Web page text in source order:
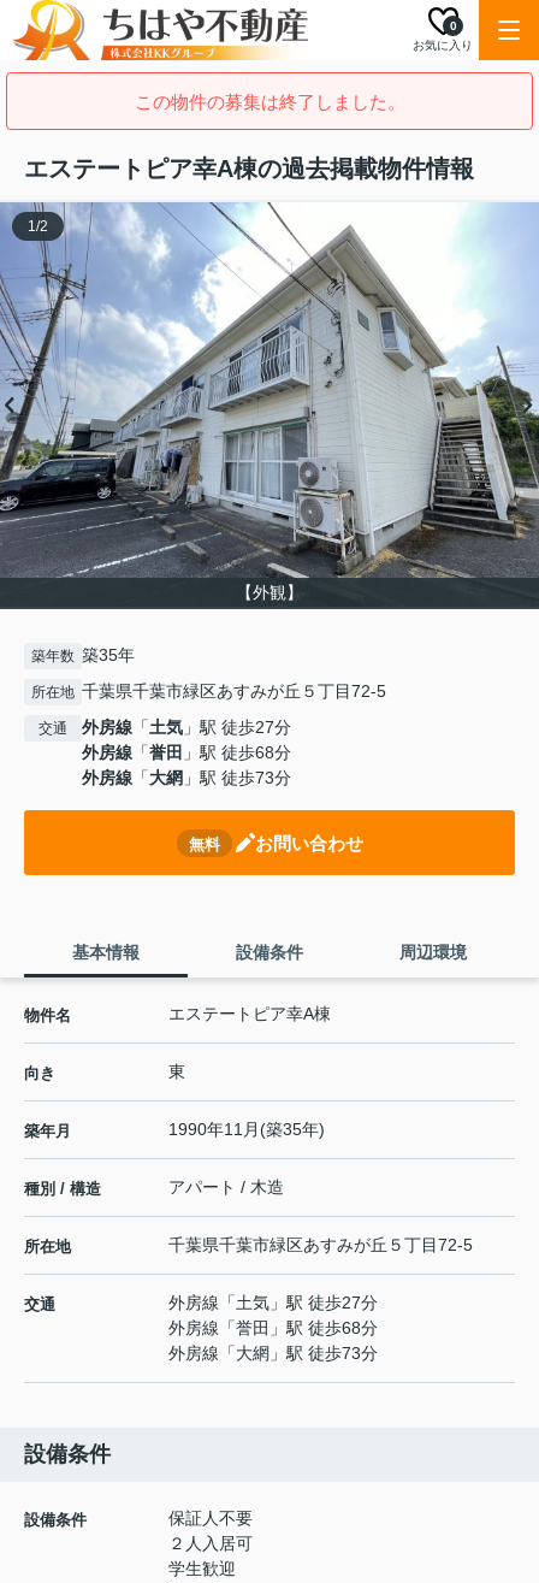
お気に入り
0
この物件の募集は終了しました。
エステートピア幸A棟の過去掲載物件情報
【外観】
1/2
築年数 築35年
所在地 千葉県千葉市緑区あすみが丘５丁目72-5
交通 外房線 「土気 」駅 徒歩27分
外房線 「誉田 」駅 徒歩68分
外房線 「大網 」駅 徒歩73分
無料 お問い合わせ
基本情報 設備条件 周辺環境
物件名 エステートピア幸A棟
向き 東
築年月 1990年11月(築35年)
種別 / 構造 アパート / 木造
所在地 千葉県千葉市緑区あすみが丘 ５丁目72-5
交通 外房線 「土気 」駅 徒歩27分
外房線 「誉田 」駅 徒歩68分
外房線 「大網 」駅 徒歩73分
設備条件
設備条件
保証人不要
２人入居可
学生歓迎